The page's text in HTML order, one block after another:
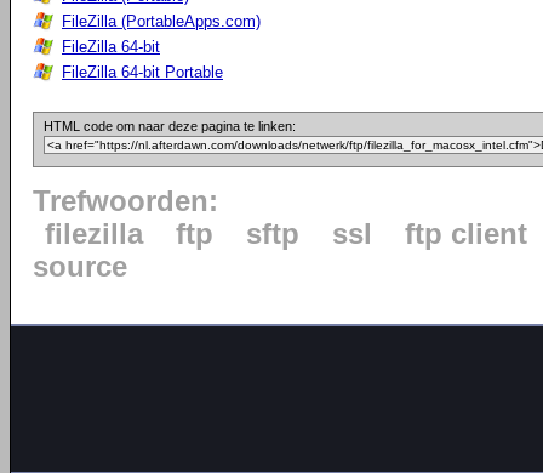
FileZilla (PortableApps.com)
FileZilla 64-bit
FileZilla 64-bit Portable
HTML code om naar deze pagina te linken:
Trefwoorden:
filezilla
ftp sftp ssl
ftp client
source